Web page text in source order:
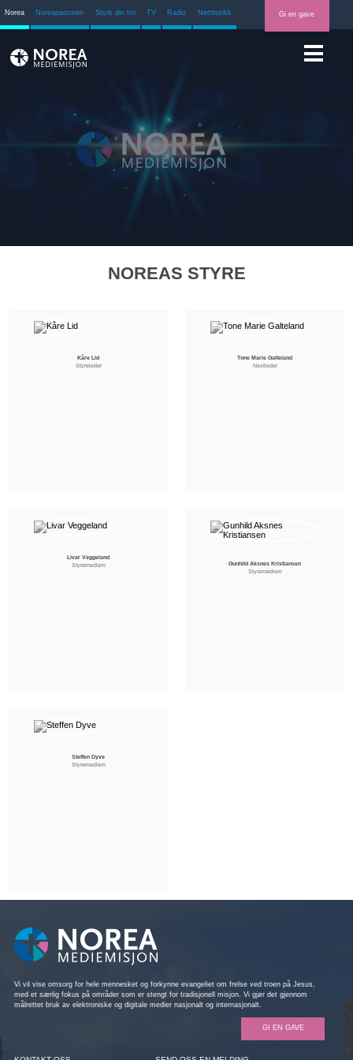
Norea Noreapastoren Styrk din tro TV Radio Nettbutikk Gi en gave
NOREAS STYRE
Kåre Lid
Styreleder
Tone Marie Galteland
Nestleder
Livar Veggeland
Styremedlem
Gunhild Aksnes Kristiansen
Styremedlem
Steffen Dyve
Styremedlem
Vi vil vise omsorg for hele mennesket og forkynne evangeliet om frelse ved troen på Jesus,
med et særlig fokus på områder som er stengt for tradisjonell misjon. Vi gjør det gjennom
målrettet bruk av elektroniske og digitale medier nasjonalt og internasjonalt.
GI EN GAVE